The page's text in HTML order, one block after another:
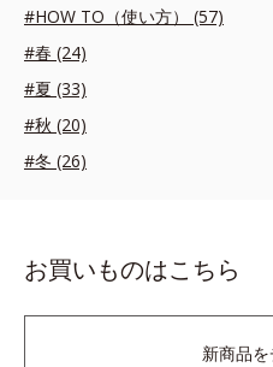
#HOW TO（使い方） (57)
#春 (24)
#夏 (33)
#秋 (20)
#冬 (26)
お買いものはこちら
新商品